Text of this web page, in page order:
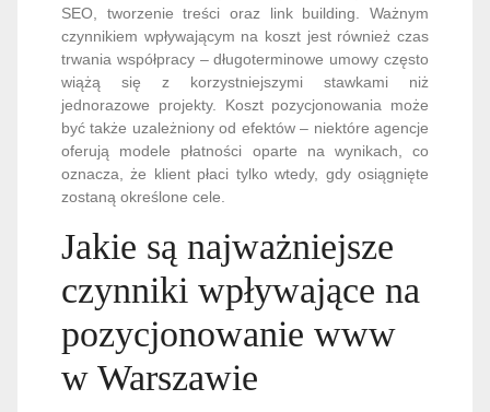
SEO, tworzenie treści oraz link building. Ważnym
czynnikiem wpływającym na koszt jest również czas
trwania współpracy – długoterminowe umowy często
wiążą się z korzystniejszymi stawkami niż
jednorazowe projekty. Koszt pozycjonowania może
być także uzależniony od efektów – niektóre agencje
oferują modele płatności oparte na wynikach, co
oznacza, że klient płaci tylko wtedy, gdy osiągnięte
zostaną określone cele.
Jakie są najważniejsze
czynniki wpływające na
pozycjonowanie www
w Warszawie